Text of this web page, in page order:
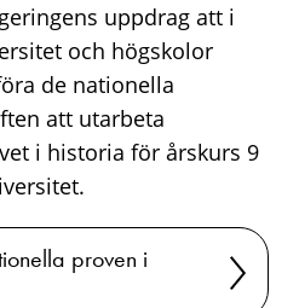
uppdrag att i
och högskolor
de nationella
att utarbeta
i historia för årskurs 9
proven i